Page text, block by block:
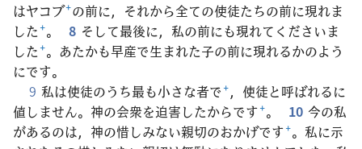
はヤコブ+の前に，それから全ての使徒たちの前に現れま
した+。 8 そして最後に，私の前にも現れてくださいま
した+。あたかも早産で生まれた子の前に現れるかのよう
にです。
9 私は使徒のうち最も小さな者で+，使徒と呼ばれるに
値しません。神の会衆を迫害したからです+。 10 今の私
があるのは，神の惜しみない親切のおかげです+。私に示